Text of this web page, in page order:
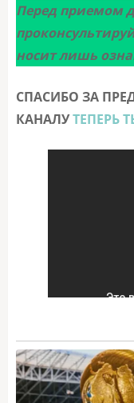
Перед приемом
носит лишь
СПАСИБО ЗА
КАНАЛУТЕПЕРЬ